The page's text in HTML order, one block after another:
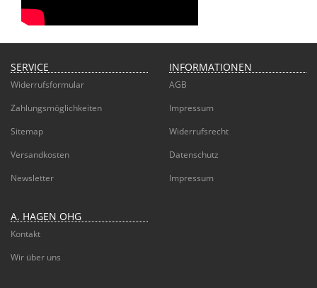
SERVICE
Widerrufsformular
Zahlungsmöglichkeiten
Sitemap
Versandkosten
Newsletter
INFORMATIONEN
AGB
Impressum
Widerrufsrecht
Datenschutz
Impressum
A. HAGEN OHG
Kontakt
Wir über uns